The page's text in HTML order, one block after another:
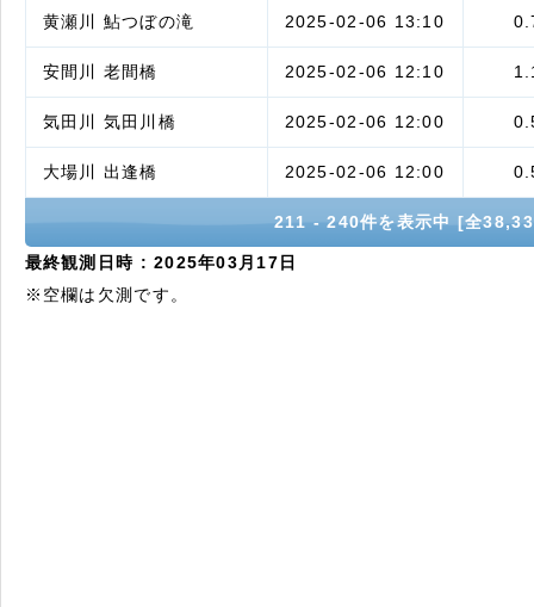
黄瀬川 鮎つぼの滝 2025-02-06 13:10
安間川 老間橋 2025-02-06 12:10
気田川 気田川橋 2025-02-06 12:00
大場川 出逢橋 2025-02-06 12:00
211 - 240件を表示中 [全
最終観測日時 : 2025年03月17日
※空欄は欠測です。